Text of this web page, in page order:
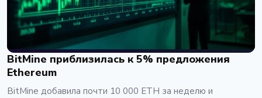
BitMine приблизилась к 5% предложения
Ethereum
BitMine добавила почти 10 000 ETH за неделю и